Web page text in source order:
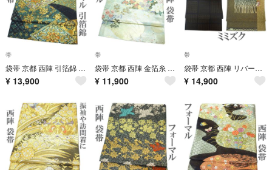
帯
袋帯 京都 西陣 引箔錦 金糸 黒 花菱 花唐草 華文 古典柄 花 正絹 絹 フォーマル なごみ 中古 仕立て上がり kp1266
¥ 13,900
帯
袋帯 京都 西陣 金箔糸 金銀ラメ糸 光琳百花紋 松 梅 桜 藤 牡丹 菊 楓 正絹 絹 なごみ 中古 仕立て上がり kp1265
¥ 11,900
帯
袋帯 京都 西陣 リバーシブル 両面 ミミズク 三日月 格子 全通柄 カジュアル 正絹 なごみ 新古品 仕立て上がり kp1261
¥ 14,900